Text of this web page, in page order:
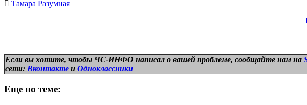
Тамара Разумная
Если вы хотите, чтобы ЧС-ИНФО написал о вашей проблеме, сообщайте нам на
сети: Вконтакте и Одноклассники
Еще по теме: